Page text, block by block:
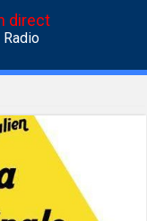
direct
Radio